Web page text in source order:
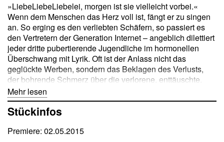
»LiebeLiebeLiebelei, morgen ist sie vielleicht vorbei.«
Wenn dem Menschen das Herz voll ist, fängt er zu singen
an. So erging es den verliebten Schäfern, so passiert es
den Vertretern der Generation Internet – angeblich dilettiert
jeder dritte pubertierende Jugendliche im hormonellen
Überschwang mit Lyrik. Oft ist der Anlass nicht das
geglückte Werben, sondern das Beklagen des Verlusts,
der bohrende Schmerz über die verlorene, enttäuschte,
missglückte Liebe. Herz hat Zahnschmerz. Ein Abend, der
sich den hohen Gefühlen und niederen Trieben widmet,
kann auf Klassiker wie Goethe, Heine, Wedekind und
wie Boris Vian, Herman van Veen oder HansEckardt
Mehr lesen
Stückinfos
Premiere: 02.05.2015